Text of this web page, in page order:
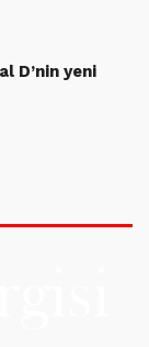
D’nin yeni